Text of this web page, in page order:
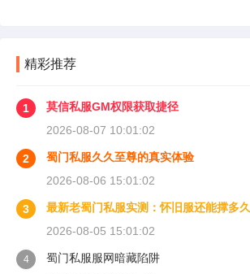
精彩推荐
1
莫信私服GM权限获取捷径
2026-08-07 10:01:02
2
蜀门私服久久至尊的真实体验
2026-08-06 15:01:02
3
最新老蜀门私服实测：怀旧服还能撑多久
2026-08-05 15:01:02
4
蜀门私服服网暗藏陷阱